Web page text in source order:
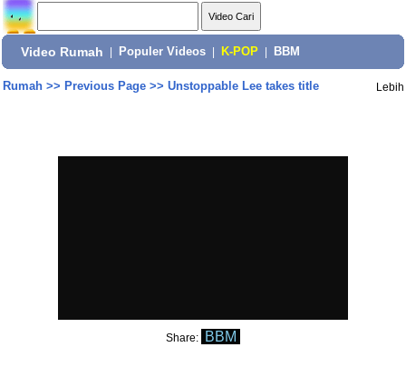
Video Rumah Populer Videos K-POP BBM
Rumah>> Previous Page>> Unstoppable Lee takes title Lebih
Share: BBM